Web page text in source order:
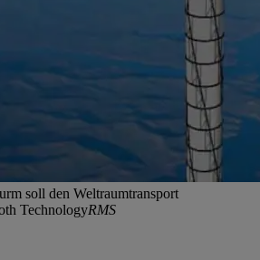
soll den Weltraumtransport
TechnologyRMS